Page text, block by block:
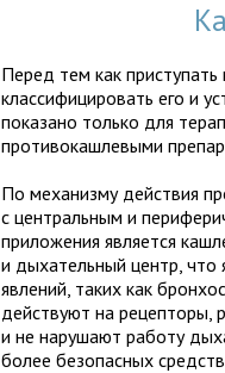
Перед тем как
классифицировать его и
показано только для
противокашлевыми
По механизму действия
с центральным и
приложения является
и дыхательный центр, что
явлений, таких как
действуют на рецепторы,
и не нарушают работу
более безопасных